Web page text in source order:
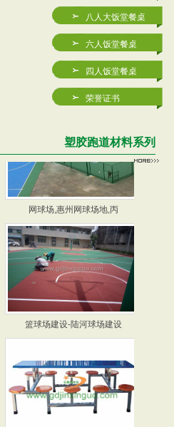
八人大饭堂餐桌
六人饭堂餐桌
四人饭堂餐桌
荣誉证书
塑胶跑道材料系列
2023塑胶篮球场/塑胶
网球场,惠州网球场地,丙
篮球场建设-陆河球场建设